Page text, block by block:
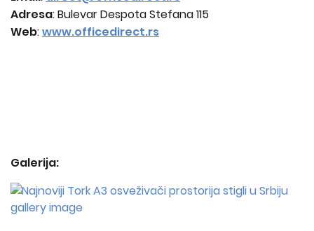
Adresa: Bulevar Despota Stefana 115
Web:www.officedirect.rs
Galerija: